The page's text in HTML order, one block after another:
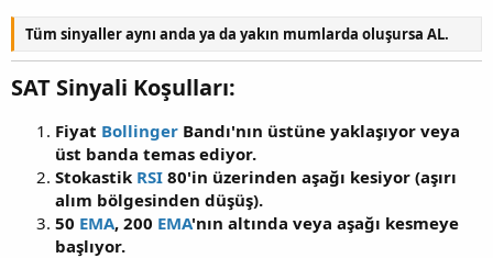
Tüm sinyaller aynı anda ya da yakın mumlarda oluşursa AL.
SAT Sinyali Koşulları:
Fiyat Bollinger Bandı'nın üstüne yaklaşıyor veya
üst banda temas ediyor.
Stokastik RSI 80'in üzerinden aşağı kesiyor (aşırı
alım bölgesinden düşüş).
50 EMA, 200 EMA'nın altında veya aşağı kesmeye
başlıyor.